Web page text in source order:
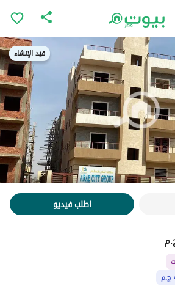
قيد الإنشاء
قيد الإنشاء
اطلب فيديو